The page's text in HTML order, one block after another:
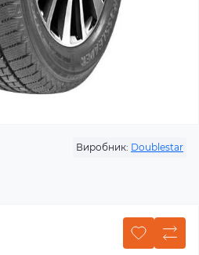
Виробник: Doublestar